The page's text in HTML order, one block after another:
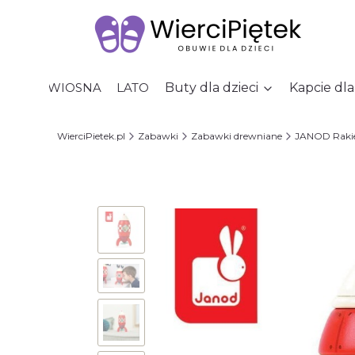
WIOSNA LATO Buty dla dzieci Kapcie
WierciPietek.pl Zabawki Zabawki drewniane JANOD